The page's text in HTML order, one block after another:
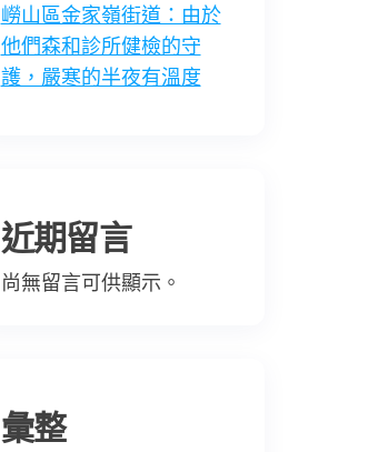
嶗山區金家嶺街道：由於
他們森和診所健檢的守
護，嚴寒的半夜有溫度
近期留言
尚無留言可供顯示。
彙整